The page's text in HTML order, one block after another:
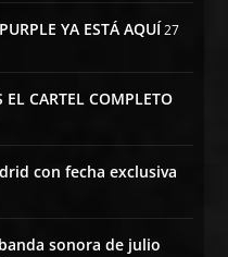
YA ESTÁ AQUÍ27
EL CARTEL COMPLETO
con fecha exclusiva
banda sonora de julio